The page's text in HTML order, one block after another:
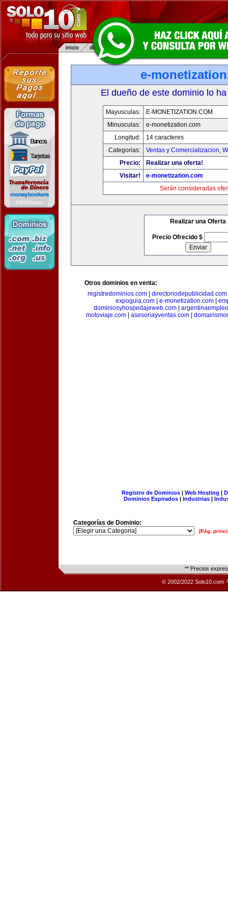
e-
El dueño de este dominio lo
Mayusculas:
E-MONETIZATION.COM
Minusculas:
e-monetization.com
Longitud:
14 caracteres
Categorias:
Ventas y Comercializacion,
Precio:
Realizar una oferta!
Visitar!
e-monetization.com
Serán consideradas
Realizar una Oferta
Precio Ofrecido $
Otros dominios en venta:
registredominios.com| directoriodepublicidad.com
expoguia.com| e-monetization.com|
dominiosyhospedajeweb.com
motoviaje.com
asesoriayventas.com
Registro de Dominios| Web Hosting |
Dominios Expirados | Industrias |
Categorías de Dominio:
[Pág.
** Precios
© 2002/2022 Solo10.com